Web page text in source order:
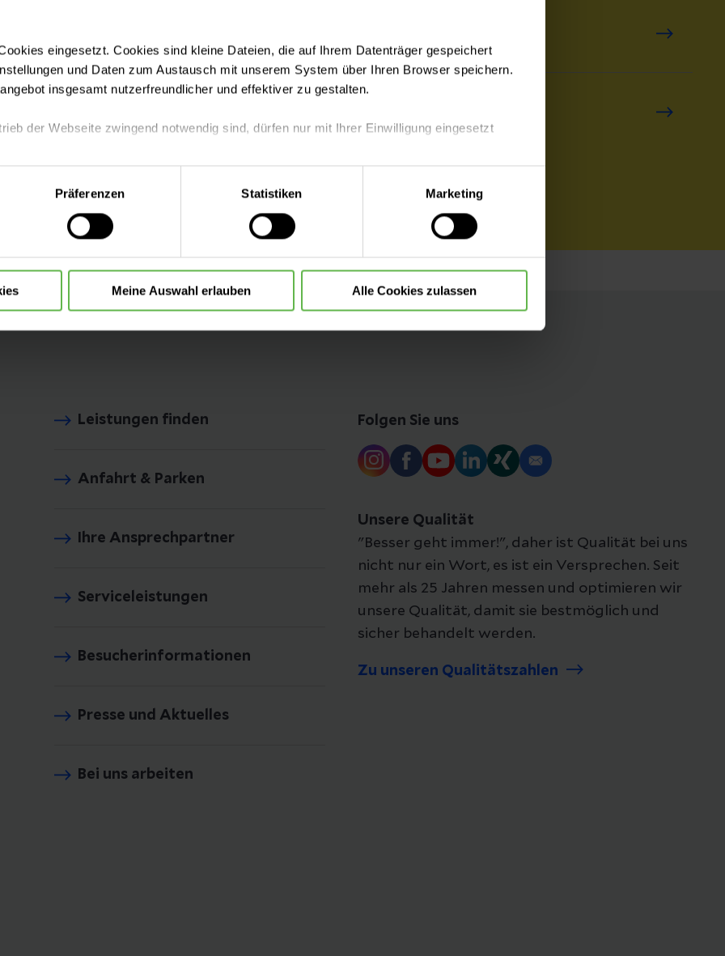
eingesetzt. Cookies sind kleine Dateien, die auf Ihrem Datenträger gespeichert
und Daten zum Austausch mit unserem System über Ihren Browser speichern.
insgesamt nutzerfreundlicher und effektiver zu gestalten.
der Webseite zwingend notwendig sind, dürfen nur mit Ihrer Einwilligung eingesetzt
mit nur den notwendigen Cookies zu benutzen, eine individuelle Auswahl hinsichtlich der
können Sie jederzeit ändern oder widerrufen.
Präferenzen Statistiken Marketing
Meine Auswahl erlauben Alle Cookies zulassen
Privatpatient oder
etwas
Sie sich eine
Wahlärztin oder Ihren
besonderem Service..
Leistungen finden
Anfahrt & Parken
Ihre Ansprechpartner
Serviceleistungen
Besucherinformationen
Presse und Aktuelles
Bei uns arbeiten
Folgen Sie uns
Unsere Qualität
"Besser geht immer!", daher ist Qualität bei uns
nicht nur ein Wort, es ist ein Versprechen. Seit
mehr als 25 Jahren messen und optimieren wir
unsere Qualität, damit sie bestmöglich und
sicher behandelt werden.
Zu unseren Qualitätszahlen